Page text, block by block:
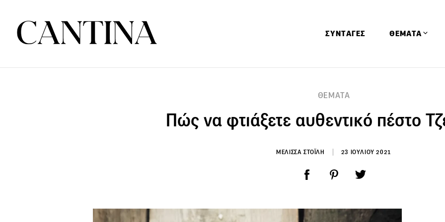
ΣΥΝΤΑΓΕΣ ΘΕΜΑΤΑ
Ειδήσεις
ΘΕΜΑΤΑ
Πώς να φτιάξετε αυθεντικό πέστο
ΜΕΛΙΣΣΑ ΣΤΟΪΛΗ 23 ΙΟΥΛΙΟΥ 2021